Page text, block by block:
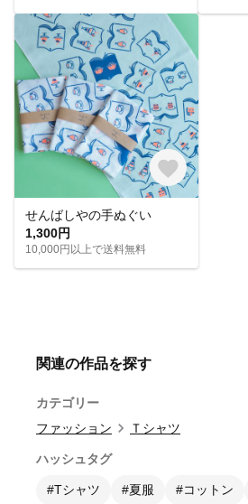
せんばしやの手ぬぐい
1,300円
10,000円以上で送料無料
関連の作品を探す
カテゴリー
ファッション
Ｔシャツ
ハッシュタグ
#Tシャツ #夏服 #コットン